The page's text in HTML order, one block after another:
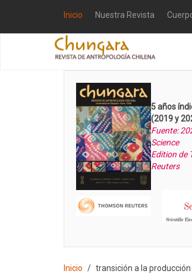
Inicio Nuestra Revista
5 años
(2019 y
Fuente:
Science
Edition de
Reuters
Inicio transición a la